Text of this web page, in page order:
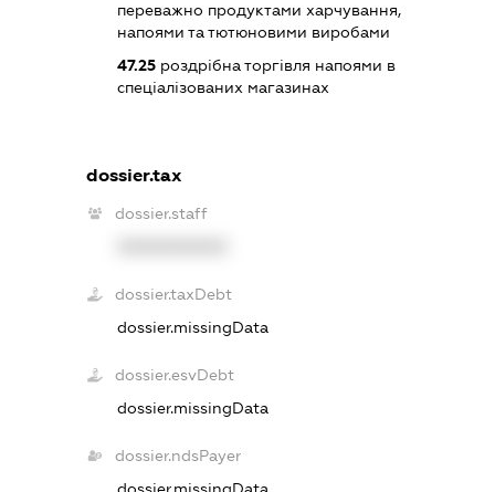
переважно продуктами харчування,
напоями та тютюновими виробами
47.25 роздрібна торгівля напоями в
спеціалізованих магазинах
dossier.tax
dossier.staff
dossier.taxDebt
dossier.missingData
dossier.esvDebt
dossier.missingData
dossier.ndsPayer
dossier.missingData